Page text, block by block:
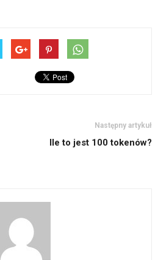
Następny artykuł
Ile to jest 100 tokenów?